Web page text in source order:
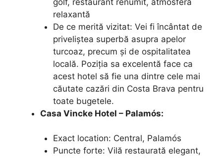
relaxantă
De ce merită vizitat: Vei fi încântat de
priveliștea superbă asupra apelor
turcoaz, precum și de ospitalitatea
locală. Poziția sa excelentă face ca
acest hotel să fie una dintre cele mai
căutate cazări din Costa Brava pentru
toate bugetele.
Casa Vincke Hotel – Palamós:
Exact location: Central, Palamós
Puncte forte: Vilă restaurată elegant,